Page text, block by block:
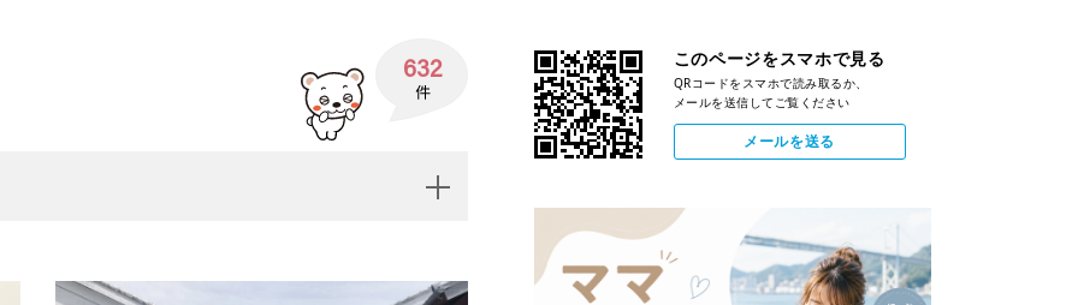
632
このページをスマホで見る
QRコードをスマホで読み取るか、
メールを送信してご覧ください
メールを送る